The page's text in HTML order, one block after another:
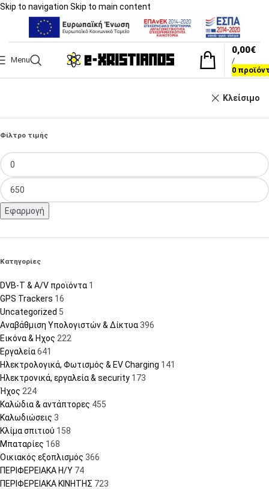
Skip to navigation Skip to main content
Menu
0
/
0,00€
Κλείσιμο
Φίλτρο τιμής
Εφαρμογή
Κατηγορίες
DVB-T & A/V προϊόντα 1
GPS Trackers 16
Uncategorized 5
Αναβάθμιση Υπολογιστών & Δίκτυα 396
Εικόνα & Ηχος 222
Εργαλεία641
Ηλεκτρολογικά, Φωτισμός & EV Charging 141
Ηλεκτρονικά, εργαλεία & security 173
Ήχος 224
Καλώδια & αντάπτορες 455
Καλωδιώσεις 3
Κλίμα σπιτιού 158
Μπαταρίες 168
Οικιακός εξοπλισμός 366
ΠΕΡΙΦΕΡΕΙΑΚΑ Η/Υ 74
ΠΕΡΙΦΕΡΕΙΑΚΑ ΚΙΝΗΤΗΣ 723